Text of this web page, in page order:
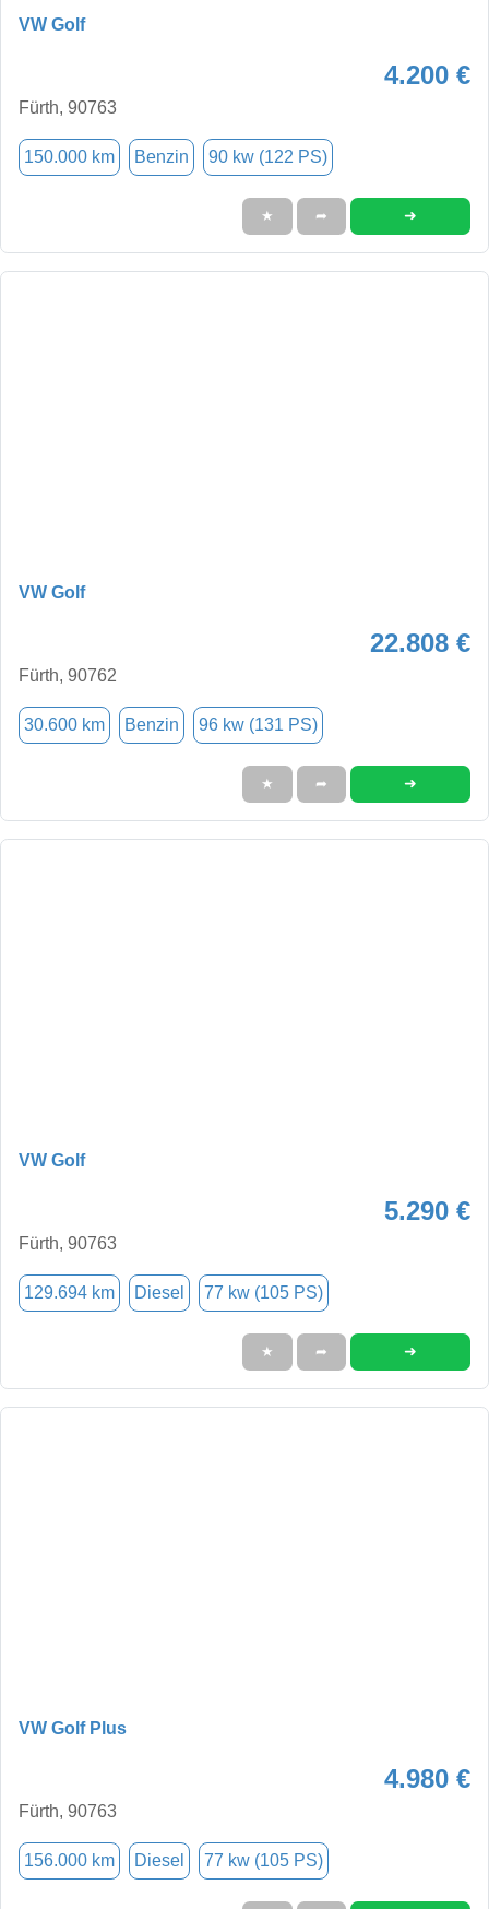
VW Golf
4.200 €
Fürth, 90763
150.000 km Benzin 90 kw (122 PS)
★ ➦ ➜
VW Golf
22.808 €
Fürth, 90762
30.600 km Benzin 96 kw (131 PS)
★ ➦ ➜
VW Golf
5.290 €
Fürth, 90763
129.694 km Diesel 77 kw (105 PS)
★ ➦ ➜
VW Golf Plus
4.980 €
Fürth, 90763
156.000 km Diesel 77 kw (105 PS)